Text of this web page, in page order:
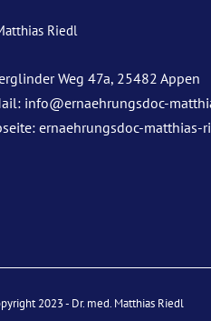
Riedl
Weg 47a, 25482 Appen
info@ernaehrungsdoc-
ernaehrungsdoc-matthias-
2023 - Dr. med. Matthias Riedl